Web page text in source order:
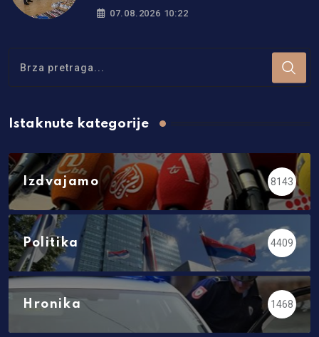
kompleta besplatnih udžbenika
07.08.2026 10:22
Istaknute kategorije
Izdvajamo 8143
Politika 4409
Hronika 1468